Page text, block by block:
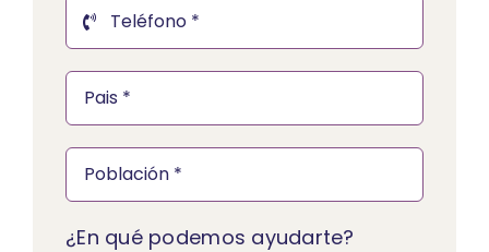
¿En qué podemos ayudarte?